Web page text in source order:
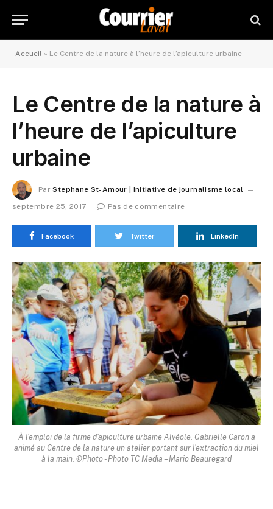
Accueil » Le Centre de la nature à l’heure de l’apiculture urbaine
Le Centre de la nature à
l’heure de l’apiculture
urbaine
Par Stephane St-Amour | Initiative de journalisme local
septembre 25, 2017
Pas de commentaire
Facebook Twitter LinkedIn
À l'emploi de la firme d'apiculture urbaine Alvéole, Gabrielle Caron a
animé au Centre de la nature un atelier portant sur l'extraction du miel
à la main. ©Photo - Photo TC Media – Mario Beauregard